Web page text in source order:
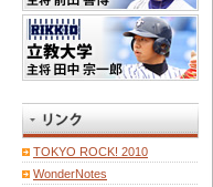
TOKYO ROCK! 2010
WonderNotes